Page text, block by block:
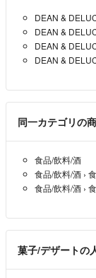
＊発送の際、圧縮
＊最安値方法で発
＊購入後のキャン
＊自宅での管理、
＊お手元に届くま
い。ただし、明ら
ので、評価の前に
＊万が一、汚れ等
DEAN &
DEAN &
DEAN &
DEAN &
同一カテゴリの
食品/飲料/酒
食品/飲料/酒 ›
食品/飲料/酒 ›
菓子/デザートの